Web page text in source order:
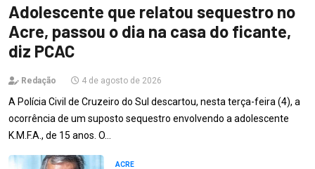
Adolescente que relatou sequestro no
Acre, passou o dia na casa do ficante,
diz PCAC
Redação 4 de agosto de 2026
A Polícia Civil de Cruzeiro do Sul descartou, nesta terça-feira (4), a
ocorrência de um suposto sequestro envolvendo a adolescente
K.M.F.A., de 15 anos. O…
ACRE